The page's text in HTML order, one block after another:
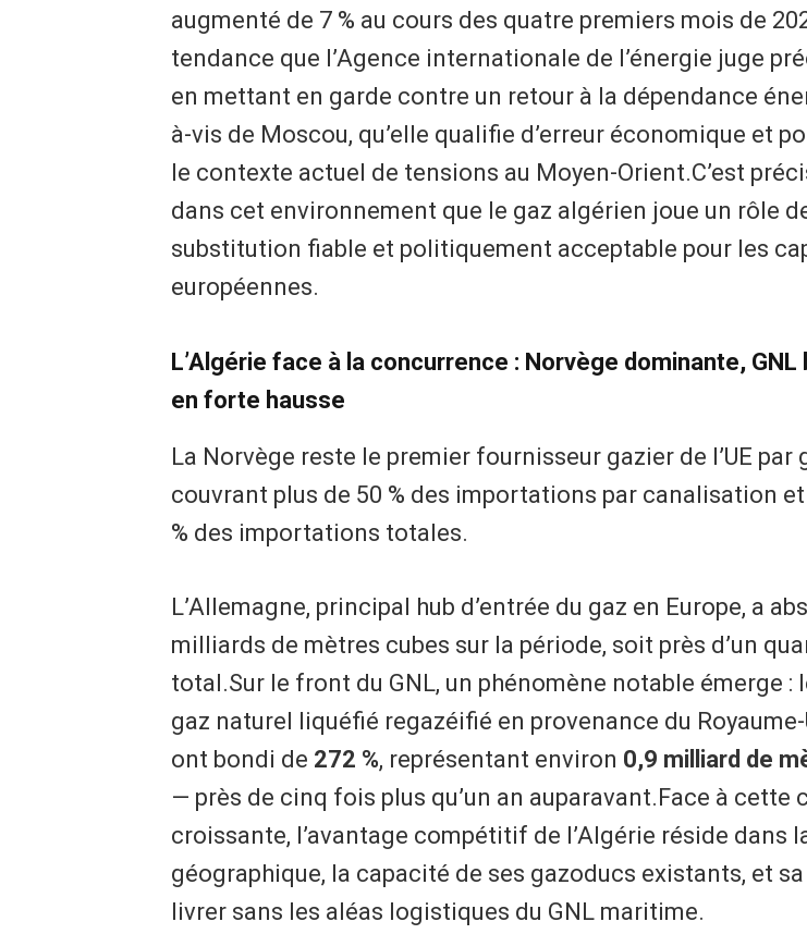
augmenté de 7 % au cours des quatre premiers mois de
tendance que l’Agence internationale de l’énergie juge
en mettant en garde contre un retour à la dépendance
à-vis de Moscou, qu’elle qualifie d’erreur économique et
le contexte actuel de tensions au Moyen-Orient.C’est
dans cet environnement que le gaz algérien joue un rôle
substitution fiable et politiquement acceptable pour les
européennes.
L’Algérie face à la concurrence : Norvège dominante, GNL
en forte hausse
La Norvège reste le premier fournisseur gazier de l’UE par
couvrant plus de 50 % des importations par canalisation
% des importations totales.
L’Allemagne, principal hub d’entrée du gaz en Europe, a
milliards de mètres cubes sur la période, soit près d’un
total.Sur le front du GNL, un phénomène notable émerge :
gaz naturel liquéfié regazéifié en provenance du Royaume-
ont bondi de 272 %, représentant environ 0,9 milliard de
— près de cinq fois plus qu’un an auparavant.Face à cette
croissante, l’avantage compétitif de l’Algérie réside dans
géographique, la capacité de ses gazoducs existants, et
livrer sans les aléas logistiques du GNL maritime.